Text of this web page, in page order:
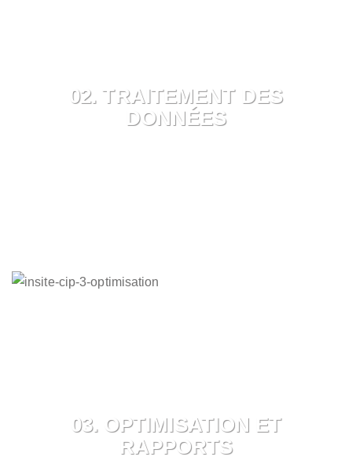
02. TRAITEMENT DES
DONNÉES
03. OPTIMISATION ET
RAPPORTS